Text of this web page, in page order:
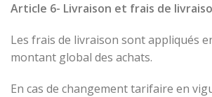
Article 6- Livraison et frais de
Les frais de livraison sont appliqués
montant global des achats.
En cas de changement tarifaire en